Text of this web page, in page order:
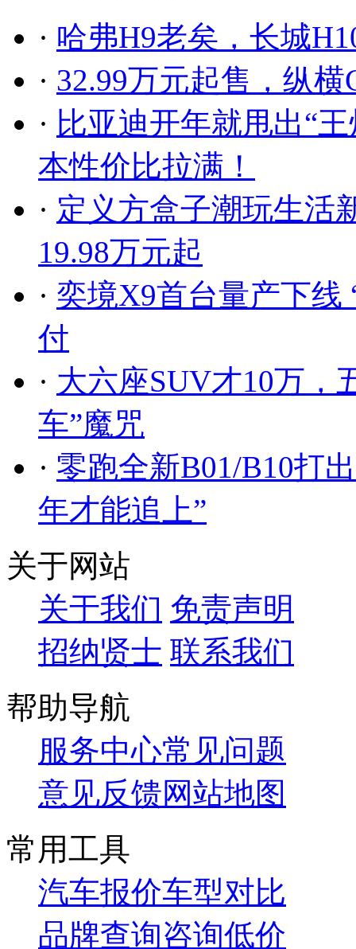
· 哈弗H9老矣，长城
· 32.99万元起售，纵
· 比亚迪开年就甩出“
本性价比拉满！
· 定义方盒子潮玩生活
19.98万元起
· 奕境X9首台量产下线
付
· 大六座SUV才10万，
车”魔咒
· 零跑全新B01/B10打
年才能追上”
关于网站
关于我们 免责声明
招纳贤士 联系我们
帮助导航
服务中心常见问题
意见反馈网站地图
常用工具
汽车报价车型对比
品牌查询咨询低价